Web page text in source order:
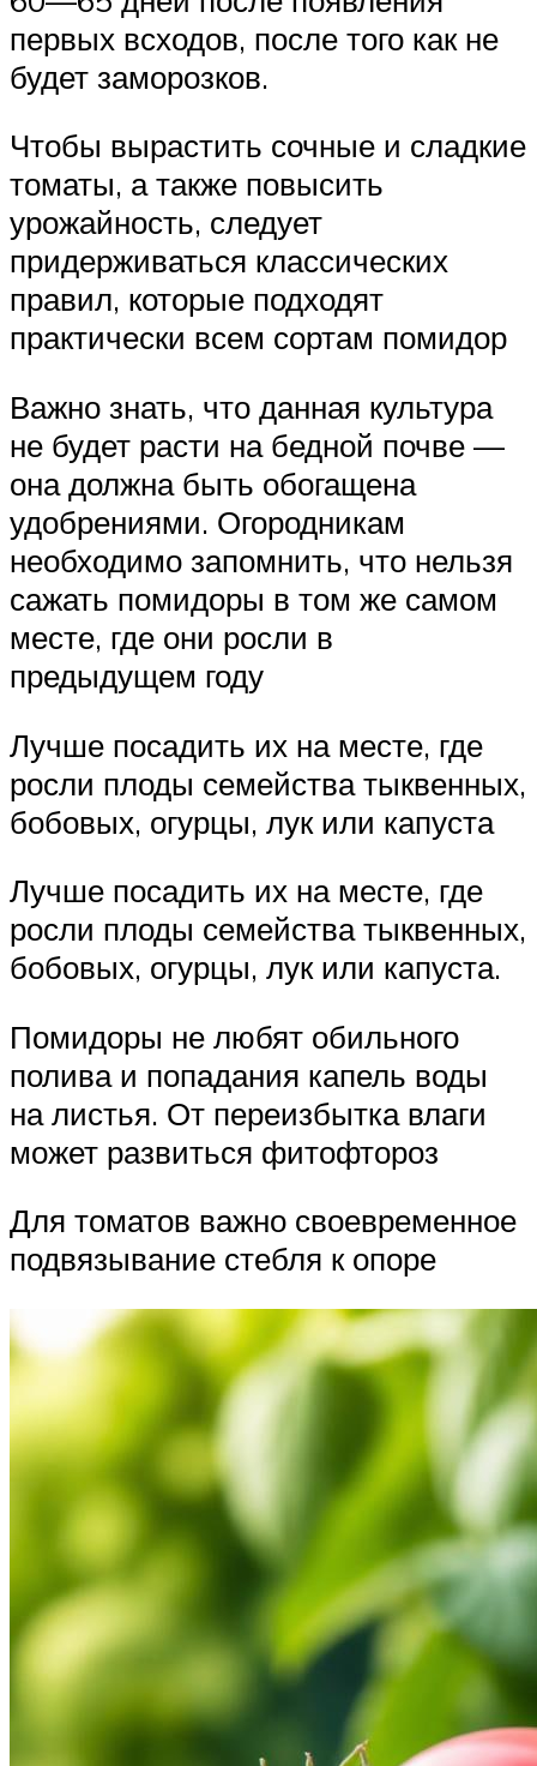
первых всходов, после того как не
будет заморозков.
Чтобы вырастить сочные и сладкие
томаты, а также повысить
урожайность, следует
придерживаться классических
правил, которые подходят
практически всем сортам помидор
Важно знать, что данная культура
не будет расти на бедной почве —
она должна быть обогащена
удобрениями. Огородникам
необходимо запомнить, что нельзя
сажать помидоры в том же самом
месте, где они росли в
предыдущем году
Лучше посадить их на месте, где
росли плоды семейства тыквенных,
бобовых, огурцы, лук или капуста
Лучше посадить их на месте, где
росли плоды семейства тыквенных,
бобовых, огурцы, лук или капуста.
Помидоры не любят обильного
полива и попадания капель воды
на листья. От переизбытка влаги
может развиться фитофтороз
Для томатов важно своевременное
подвязывание стебля к опоре